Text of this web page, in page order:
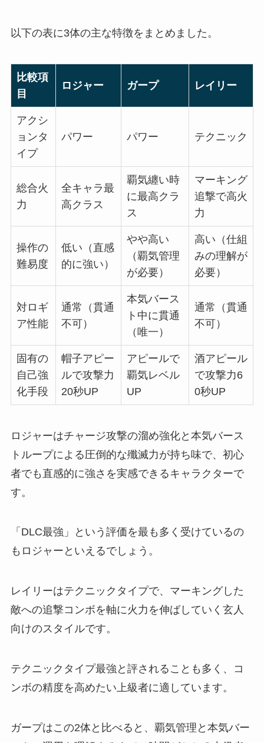
以下の表に3体の主な特徴をまとめました。
比較項
目
ロジャー ガープ レイリー
アクシ
ョンタ
イプ
パワー パワー テクニック
総合火
力
全キャラ最
高クラス
覇気纏い時
に最高クラ
ス
マーキング
追撃で高火
力
操作の
難易度
低い（直感
的に強い）
やや高い
（覇気管理
が必要）
高い（仕組
みの理解が
必要）
対ロギ
ア性能
通常（貫通
不可）
本気バース
ト中に貫通
（唯一）
通常（貫通
不可）
固有の
自己強
化手段
帽子アピー
ルで攻撃力
20秒UP
アピールで
覇気レベル
UP
酒アピール
で攻撃力6
0秒UP
ロジャーはチャージ攻撃の溜め強化と本気バース
トループによる圧倒的な殲滅力が持ち味で、初心
者でも直感的に強さを実感できるキャラクターで
す。
「DLC最強」という評価を最も多く受けているの
もロジャーといえるでしょう。
レイリーはテクニックタイプで、マーキングした
敵への追撃コンボを軸に火力を伸ばしていく玄人
向けのスタイルです。
テクニックタイプ最強と評されることも多く、コ
ンボの精度を高めたい上級者に適しています。
ガープはこの2体と比べると、覇気管理と本気バー